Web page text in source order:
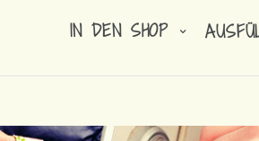
IN DEN SHOP